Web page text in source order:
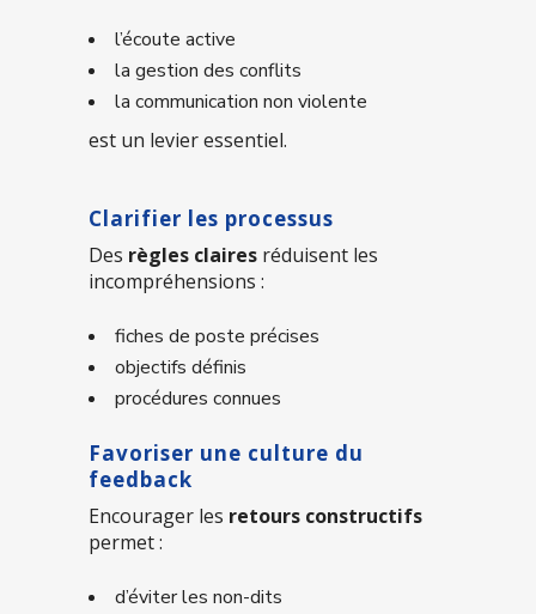
l’écoute active
la gestion des conflits
la communication non violente
est un levier essentiel.
Clarifier les processus
Des règles claires réduisent les
incompréhensions :
fiches de poste précises
objectifs définis
procédures connues
Favoriser une culture du
feedback
Encourager les retours constructifs
permet :
d’éviter les non-dits